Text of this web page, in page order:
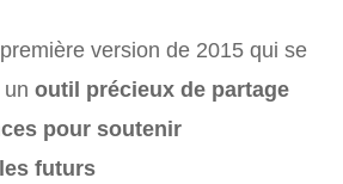
version de 2015 qui se
outil précieux de partage
pour soutenir
futurs